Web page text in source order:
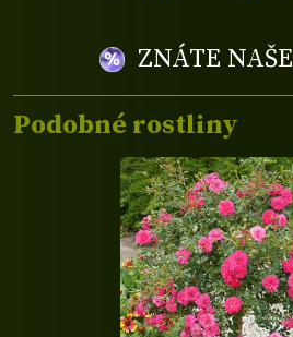
ZNÁTE NAŠE
Podobné rostliny